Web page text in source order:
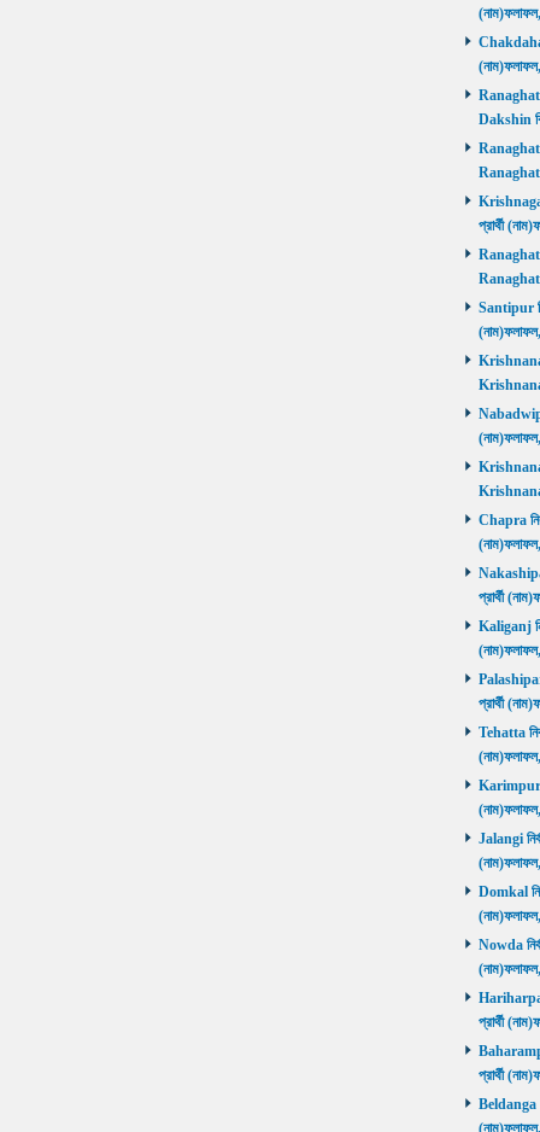
Chakdaha
Ranaghat
Dakshin
Ranaghat
Ranaghat
প্রার্থী
Ranaghat
Ranaghat
Santipur
Nabadwip
Chapra
প্রার্থী
Kaliganj
প্রার্থী
Tehatta
Karimpur
Jalangi
Domkal
Nowda
প্রার্থী
প্রার্থী
Beldanga